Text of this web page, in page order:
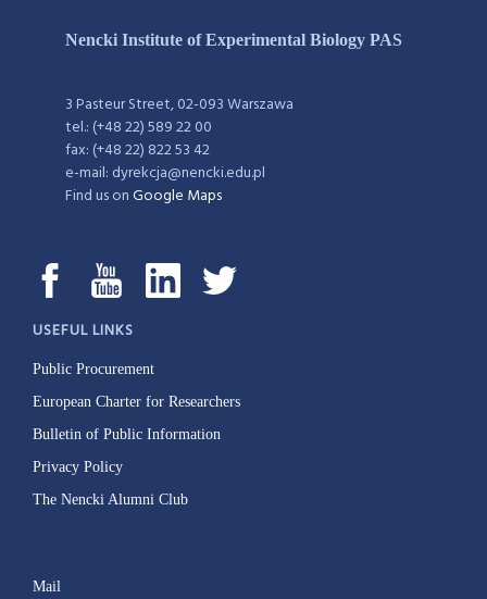
Nencki Institute of Experimental Biology PAS
3 Pasteur Street, 02-093 Warszawa
tel.: (+48 22) 589 22 00
fax: (+48 22) 822 53 42
e-mail: dyrekcja@nencki.edu.pl
Find us onGoogle Maps
USEFUL LINKS
Public Procurement
European Charter for Researchers
Bulletin of Public Information
Privacy Policy
The Nencki Alumni Club
Mail